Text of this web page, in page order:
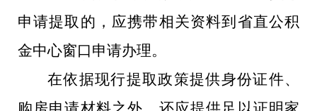
申请提取的，应携带相关资料到省直公积
金中心窗口申请办理。
在依据现行提取政策提供身份证件、